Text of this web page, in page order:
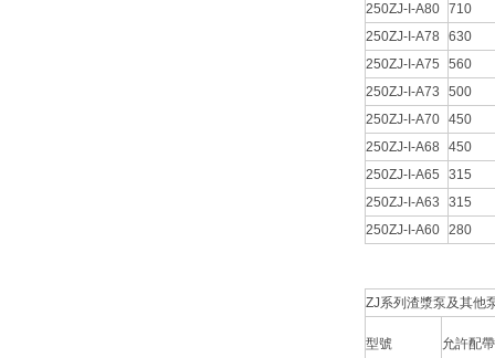
250ZJ-I-A80 710
250ZJ-I-A78
630
250ZJ-I-A75
560
250ZJ-I-A73
500
250ZJ-I-A70 450
250ZJ-I-A68
450
250ZJ-I-A65
315
250ZJ-I-A63
315
250ZJ-I-A60 280
ZJ系列渣漿泵及其他
型號 允許配